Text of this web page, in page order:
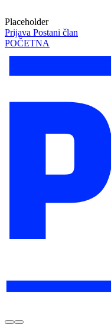
Placeholder
Prijava Postani član
POČETNA